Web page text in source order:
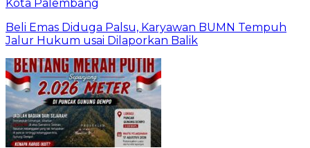
Kota Palembang
Beli Emas Diduga Palsu, Karyawan BUMN Tempuh
Jalur Hukum usai Dilaporkan Balik